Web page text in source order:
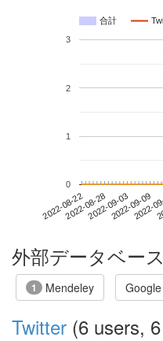
合計
2022-08-222022-08-282022-09-032022-09-09
2022-
0
1
2
3
外部データベー
1 Mendeley
Twitter (6 users,